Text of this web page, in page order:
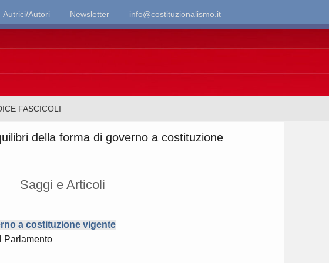
Autrici/Autori Newsletter info@costituzionalismo.it
FASCICOLI
della forma di governo a costituzione
Saggi e Articoli
a costituzione vigente
Parlamento